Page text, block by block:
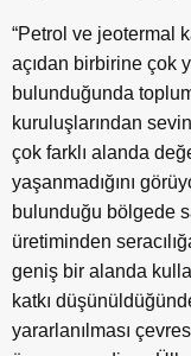
“Petrol ve jeotermal
açıdan birbirine çok
bulunduğunda
kuruluşlarından
çok farklı alanda
yaşanmadığını
bulunduğu bölgede
üretiminden
geniş bir alanda
katkı
yararlanılması